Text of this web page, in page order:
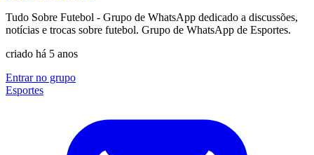
Tudo Sobre Futebol - Grupo de WhatsApp dedicado a discussões,
notícias e trocas sobre futebol. Grupo de WhatsApp de Esportes.
criado há 5 anos
Entrar no grupo
Esportes